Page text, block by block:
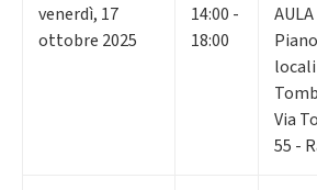
venerdì, 17
ottobre 2025
14:00 -
18:00
locali
Via
55 -